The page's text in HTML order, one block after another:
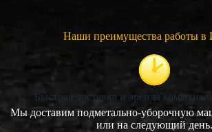
Наши преимущества работы в
Быстрая доставка и аренда
Мы доставим подметально-уборочную
или на следующий день.